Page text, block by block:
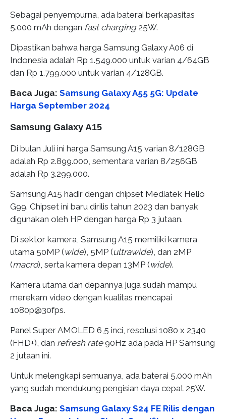
Sebagai penyempurna, ada baterai berkapasitas
5.000 mAh dengan fast charging25W.
Dipastikan bahwa harga Samsung Galaxy A06 di
Indonesia adalah Rp 1.549.000 untuk varian 4/64GB
dan Rp 1.799.000 untuk varian 4/128GB.
Baca Juga: Samsung Galaxy A55 5G: Update
Harga September 2024
​Samsung Galaxy A15
Di bulan Juli ini harga Samsung A15 varian 8/128GB
adalah Rp 2.899.000, sementara varian 8/256GB
adalah Rp 3.299.000.
Samsung A15 hadir dengan chipset Mediatek Helio
G99. Chipset ini baru dirilis tahun 2023 dan banyak
digunakan oleh HP dengan harga Rp 3 jutaan.
Di sektor kamera, Samsung A15 memiliki kamera
utama 50MP (wide), 5MP (ultrawide), dan 2MP
(macro), serta kamera depan 13MP (wide).
Kamera utama dan depannya juga sudah mampu
merekam video dengan kualitas mencapai
1080p@30fps.
Panel Super AMOLED 6,5 inci, resolusi 1080 x 2340
(FHD+), dan refresh rate90Hz ada pada HP Samsung
2 jutaan ini.
Untuk melengkapi semuanya, ada baterai 5.000 mAh
yang sudah mendukung pengisian daya cepat 25W.
Baca Juga: Samsung Galaxy S24 FE Rilis dengan